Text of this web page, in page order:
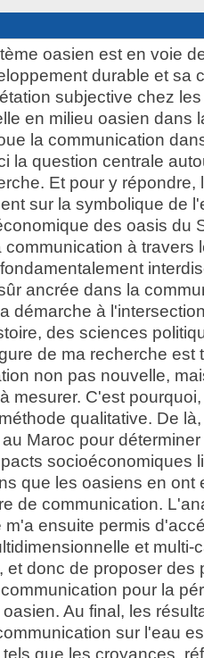
oasien est en voie
durable et sa
subjective chez
en milieu oasien dans
la communication
la question centrale
Et pour y répondre,
sur la symbolique de
des oasis du
à travers
ancrée dans la
démarche à
des sciences
de ma recherche est
non pas nouvelle,
mesurer. C'est
qualitative. De
Maroc pour
socioéconomiques
que les oasiens en ont
de communication.
m'a ensuite permis
et multi-
et donc de proposer des
pour la
Au final, les
sur l'eau
que les croyances,